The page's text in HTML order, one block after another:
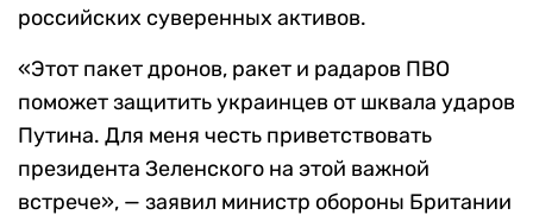
российских суверенных активов.
«Этот пакет дронов, ракет и радаров ПВО
поможет защитить украинцев от шквала ударов
Путина. Для меня честь приветствовать
президента Зеленского на этой важной
встрече», — заявил министр обороны Британии